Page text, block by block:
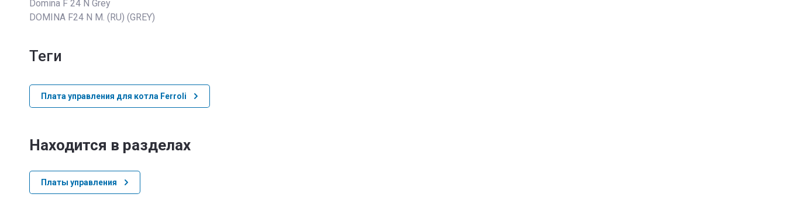
Domina F 24 N Grey
DOMINA F24 N M. (RU) (GREY)
теги
Плата управления для котла Ferroli
Находится в разделах
Платы управления